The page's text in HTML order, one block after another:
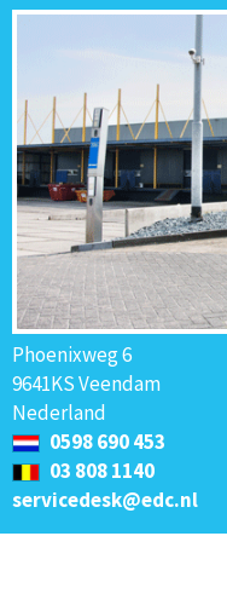
Phoenixweg 6
9641KS Veendam
Nederland
0598 690 453
03 808 1140
servicedesk@edc.nl